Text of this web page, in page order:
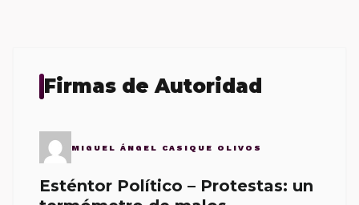
Firmas de Autoridad
MIGUEL ÁNGEL CASIQUE OLIVOS
Esténtor Político – Protestas: un